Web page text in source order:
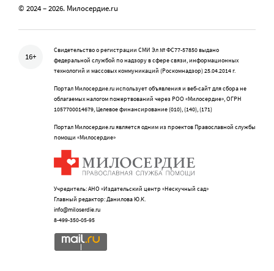
© 2024 – 2026. Милосердие.ru
16+
Свидетельство о регистрации СМИ Эл № ФС77-57850 выдано
федеральной службой по надзору в сфере связи, информационных
технологий и массовых коммуникаций (Роскомнадзор) 25.04.2014 г.
Портал Милосердие.ru использует объявления и веб-сайт для сбора не
облагаемых налогом пожертвований через РОО «Милосердие», ОГРН
1057700014679, Целевое финансирование (010), (140), (171)
Портал Милосердие.ru является одним из проектов Православной службы
помощи «Милосердие»
Учредитель: АНО «Издательский центр «Нескучный сад»
Главный редактор: Данилова Ю.К.
info@miloserdie.ru
8-499-350-05-95